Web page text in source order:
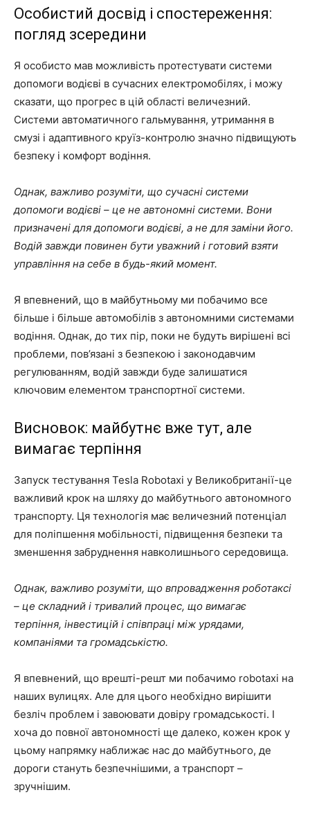
Особистий досвід і спостереження:
погляд зсередини
Я особисто мав можливість протестувати системи
допомоги водієві в сучасних електромобілях, і можу
сказати, що прогрес в цій області величезний.
Системи автоматичного гальмування, утримання в
смузі і адаптивного круїз-контролю значно підвищують
безпеку і комфорт водіння.
Однак, важливо розуміти, що сучасні системи
допомоги водієві – це не автономні системи. Вони
призначені для допомоги водієві, а не для заміни його.
Водій завжди повинен бути уважний і готовий взяти
управління на себе в будь-який момент.
Я впевнений, що в майбутньому ми побачимо все
більше і більше автомобілів з автономними системами
водіння. Однак, до тих пір, поки не будуть вирішені всі
проблеми, пов’язані з безпекою і законодавчим
регулюванням, водій завжди буде залишатися
ключовим елементом транспортної системи.
Висновок: майбутнє вже тут, але
вимагає терпіння
Запуск тестування Tesla Robotaxi у Великобританії-це
важливий крок на шляху до майбутнього автономного
транспорту. Ця технологія має величезний потенціал
для поліпшення мобільності, підвищення безпеки та
зменшення забруднення навколишнього середовища.
Однак, важливо розуміти, що впровадження роботаксі
– це складний і тривалий процес, що вимагає
терпіння, інвестицій і співпраці між урядами,
компаніями та громадськістю.
Я впевнений, що врешті-решт ми побачимо robotaxi на
наших вулицях. Але для цього необхідно вирішити
безліч проблем і завоювати довіру громадськості. І
хоча до повної автономності ще далеко, кожен крок у
цьому напрямку наближає нас до майбутнього, де
дороги стануть безпечнішими, а транспорт –
зручнішим.